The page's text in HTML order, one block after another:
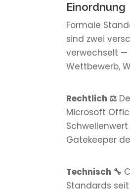
Einordnung
Formale
sind zwei
verwechselt —
Wettbewerb,
Rechtlich ⚖️
Microsoft
Gatekeeper
Technisch 🔧
Standards